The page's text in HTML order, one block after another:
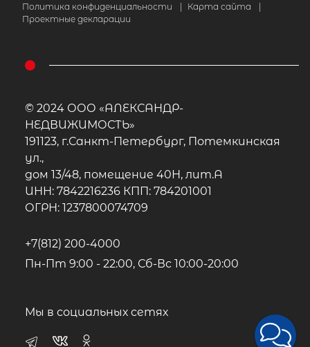
Политика конфиденциальности
Карта сайта
Проектные декларации
© 2024 ООО «АЛЕКСАНДР-
НЕДВИЖИМОСТЬ»
191123, г.Санкт-Петербург, Потемкинская
ул.,
дом 13/48, помещение 40Н, лит.А
ИНН: 7842216236 КПП: 784201001
ОГРН: 1237800074709
+7(812) 200-4000
Пн-Пт 9:00 - 22:00, Сб-Вс 10:00-20:00
Мы в социальных сетях